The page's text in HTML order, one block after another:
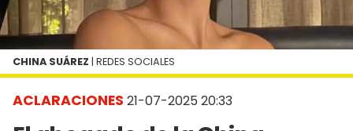
ACLARACIONES 21-07-2025 20:33
CHINA SUÁREZ | REDES SOCIALES